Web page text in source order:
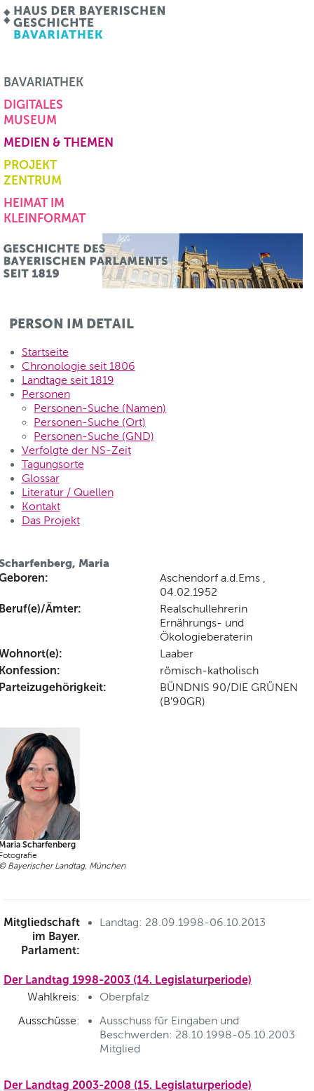
BAVARIATHEK
DIGITALES
MUSEUM
MEDIEN & THEMEN
PROJEKT
ZENTRUM
HEIMAT IM
KLEINFORMAT
PERSON IM DETAIL
Startseite
Chronologie seit 1806
Landtage seit 1819
Personen
Personen-Suche (Namen)
Personen-Suche (Ort)
Personen-Suche (GND)
Verfolgte der NS-Zeit
Tagungsorte
Glossar
Literatur / Quellen
Kontakt
Das Projekt
Maria
Aschendorf a.d.Ems ,
04.02.1952
Ämter:
Realschullehrerin
Ernährungs- und
Ökologieberaterin
Laaber
römisch-katholisch
BÜNDNIS 90/DIE GRÜNEN
(B'90GR)
Scharfenberg
Bayerischer Landtag, München
Mitgliedschaft
im Bayer.
Parlament:
Landtag: 28.09.1998-06.10.2013
Der Landtag 1998-2003 (14. Legislaturperiode)
Wahlkreis:
Oberpfalz
Ausschüsse:
Ausschuss für Eingaben und
Beschwerden: 28.10.1998-05.10.2003
Mitglied
Der Landtag 2003-2008 (15. Legislaturperiode)